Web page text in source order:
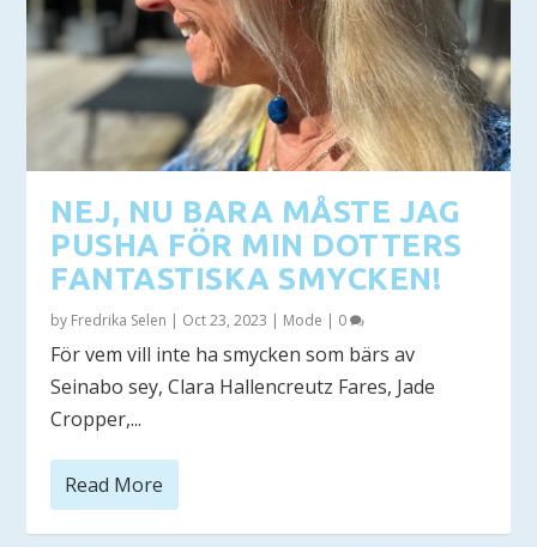
NEJ, NU BARA MÅSTE JAG
PUSHA FÖR MIN DOTTERS
FANTASTISKA SMYCKEN!
by Fredrika Selen | Oct 23, 2023 | Mode | 0
För vem vill inte ha smycken som bärs av
Seinabo sey, Clara Hallencreutz Fares, Jade
Cropper,...
Read More